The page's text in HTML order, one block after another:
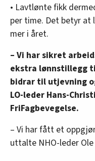
• Lavtlønte fikk
per time. Det betyr
mer i året.
– Vi har sikret
ekstra lønnstillegg
bidrar til utjevning
LO-leder Hans-
FriFagbevegelse.
– Vi har fått et
uttalte NHO-leder Ole